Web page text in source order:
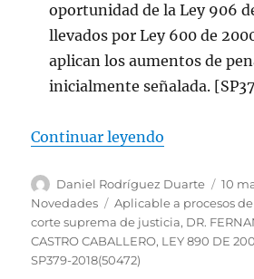
oportunidad de la Ley 906
llevados por Ley 600 de
aplican los aumentos de
inicialmente señalada.
Continuar leyendo
Autor
Daniel Rodríguez Duarte
el
10
Novedades
Etiquetas
Aplicable a procesos
corte suprema de justicia, DR.
CASTRO CABALLERO, LEY 890 DE
SP379-2018(50472)